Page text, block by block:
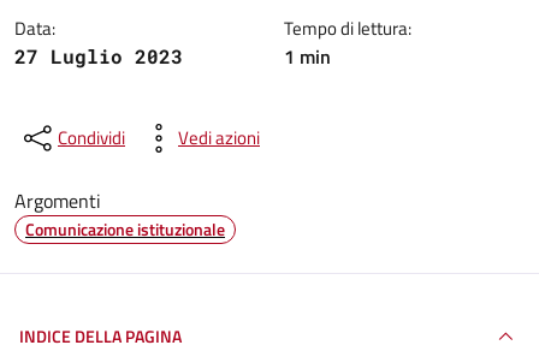
Data:
27 Luglio 2023
Tempo di lettura:
1 min
Condividi Vedi azioni
Argomenti
Comunicazione istituzionale
INDICE DELLA PAGINA